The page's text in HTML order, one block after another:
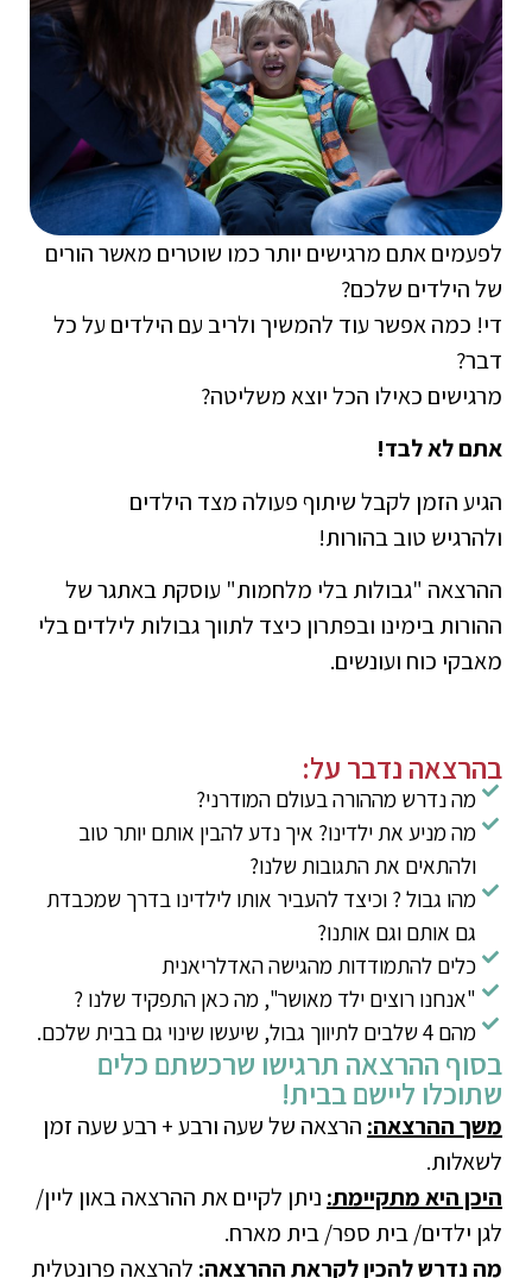
לפעמים אתם מרגישים יותר כמו שוטרים מאשר הורים
של הילדים שלכם?
די! כמה אפשר עוד להמשיך ולריב עם הילדים על כל
דבר?
מרגישים כאילו הכל יוצא משליטה?
אתם לא לבד!
הגיע הזמן לקבל שיתוף פעולה מצד הילדים
ולהרגיש טוב בהורות!
ההרצאה "גבולות בלי מלחמות" עוסקת באתגר של
ההורות בימינו ובפתרון כיצד לתווך גבולות לילדים בלי
מאבקי כוח ועונשים.
בהרצאה נדבר על:
מה נדרש מההורה בעולם המודרני?
מה מניע את ילדינו? איך נדע להבין אותם יותר טוב
ולהתאים את התגובות שלנו?
מהו גבול ? וכיצד להעביר אותו לילדינו בדרך שמכבדת
גם אותם וגם אותנו?
כלים להתמודדות מהגישה האדלריאנית
"אנחנו רוצים ילד מאושר", מה כאן התפקיד שלנו ?
מהם 4 שלבים לתיווך גבול, שיעשו שינוי גם בבית שלכם.
בסוף ההרצאה תרגישו שרכשתם כלים
שתוכלו ליישם בבית!
משך ההרצאה: הרצאה של שעה ורבע + רבע שעה זמן
לשאלות.
היכן היא מתקיימת: ניתן לקיים את ההרצאה באון ליין/
לגן ילדים/ בית ספר/ בית מארח.
מה נדרש להכין לקראת ההרצאה: להרצאה פרונטלית